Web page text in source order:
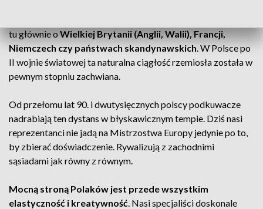
tu głównie oWielkiej Brytanii (Anglii, Walii), Francji,
Niemczech czy państwach skandynawskich. W Polsce po
II wojnie światowej ta naturalna ciągłość rzemiosła została w
pewnym stopniu zachwiana.
Od przełomu lat 90. i dwutysięcznych polscy podkuwacze
nadrabiają ten dystans w błyskawicznym tempie. Dziś nasi
reprezentanci nie jadą na Mistrzostwa Europy jedynie po to,
by zbierać doświadczenie. Rywalizują z zachodnimi
sąsiadami jak równy z równym.
Mocną stroną Polaków jest przede wszystkim
elastyczność i kreatywność. Nasi specjaliści doskonale